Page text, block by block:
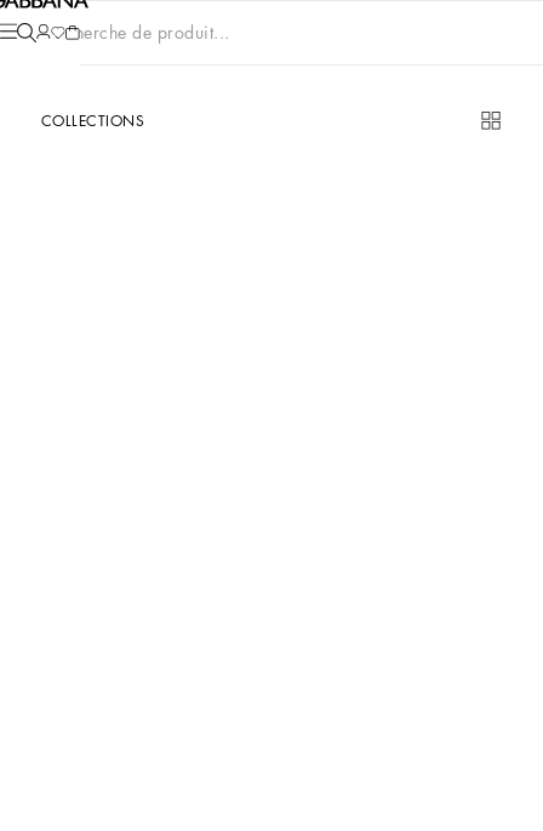
Recherche de produit...
COLLECTIONS